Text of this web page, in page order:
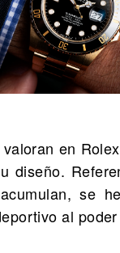
en
diseño.
se
al